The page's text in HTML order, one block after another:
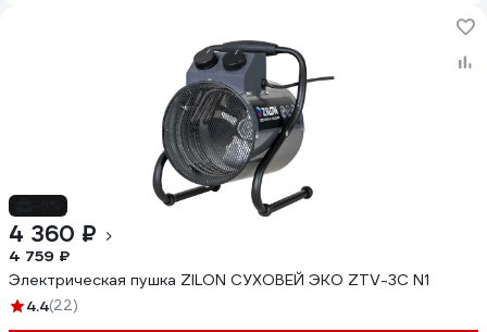
4 360 ₽
4 759 ₽
Электрическая пушка ZILON СУХОВЕЙ ЭКО ZTV-3С N1
4.4(22)